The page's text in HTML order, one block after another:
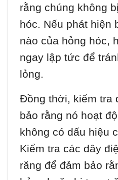
rằng chúng không
hóc. Nếu phát hiện
nào của hỏng hóc,
ngay lập tức để
lỏng.
Đồng thời, kiểm tra
bảo rằng nó hoạt
không có dấu hiệu
Kiểm tra các dây
răng để đảm bảo